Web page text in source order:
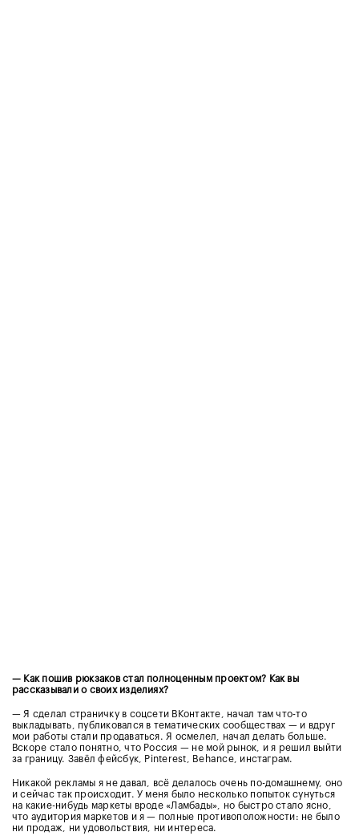
— Как пошив рюкзаков стал полноценным проектом? Как вы
рассказывали о своих изделиях?
— Я сделал страничку в соцсети ВКонтакте, начал там что-то
выкладывать, публиковался в тематических сообществах — и вдруг
мои работы стали продаваться. Я осмелел, начал делать больше.
Вскоре стало понятно, что Россия — не мой рынок, и я решил выйти
за границу. Завёл фейсбук, Pinterest, Behance, инстаграм.
Никакой рекламы я не давал, всё делалось очень по-домашнему, оно
и сейчас так происходит. У меня было несколько попыток сунуться
на какие-нибудь маркеты вроде «Ламбады», но быстро стало ясно,
что аудитория маркетов и я — полные противоположности: не было
ни продаж, ни удовольствия, ни интереса.